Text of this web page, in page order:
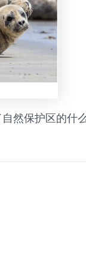
然保护区的什